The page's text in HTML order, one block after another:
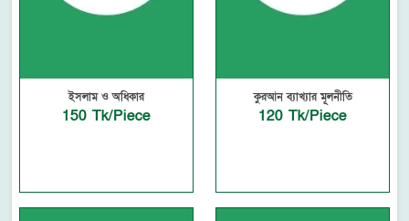
ইসলাম ও অধিকার
150 Tk/Piece
কুরআন ব্যাখ্যার মূলনীতি
120 Tk/Piece